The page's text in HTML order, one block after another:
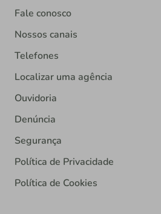
Fale conosco
Nossos canais
Telefones
Localizar uma agência
Ouvidoria
Denúncia
Segurança
Política de Privacidade
Política de Cookies